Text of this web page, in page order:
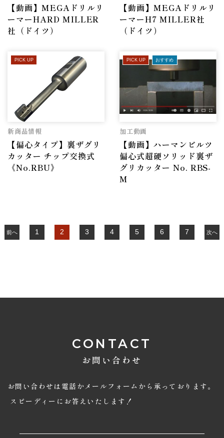
【動画】MEGAドリルリ
ーマーHARD MILLER
社（ドイツ）
【動画】MEGAドリルリ
ーマーH7 MILLER社
（ドイツ）
PICK UP
新商品情報
【偏心タイプ】裏ザグリ
カッター チップ交換式
《No.RBU》
PICK UP おすすめ
加工動画
【動画】ハーマンビルツ
偏心式超硬ソリッド裏ザ
グリカッター No. RBS-
M
前へ 1 2 3 4 5 6 7 次へ
CONTACT
お問い合わせ
お問い合わせは電話かメールフォームから承っております。
スピーディーにお答えいたします！